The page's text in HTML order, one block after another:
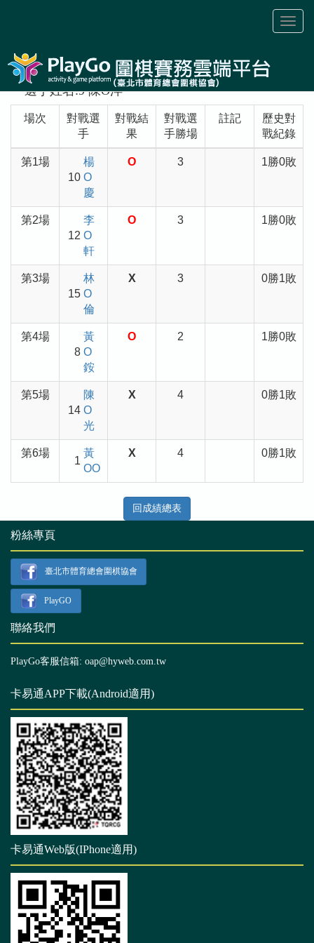
Toggle
選手姓名:9 陳O洋
場次
對戰選
手
對戰結
果
對戰選
手勝場
註記
歷史對
戰紀錄
第1場
10
楊
O
慶
O 3 1勝0敗
第2場
12
李
O
軒
O 3 1勝0敗
第3場
15
林
O
倫
X 3 0勝1敗
第4場
8
黃
O
銨
O 2 1勝0敗
第5場
14
陳
O
光
X 4 0勝1敗
第6場
1
黃
OO
X 4 0勝1敗
回成績總表
粉絲專頁
臺北市體育總會圍棋協會
PlayGO
聯絡我們
PlayGo客服信箱: oap@hyweb.com.tw
卡易通APP下載(Android適用)
卡易通Web版(IPhone適用)